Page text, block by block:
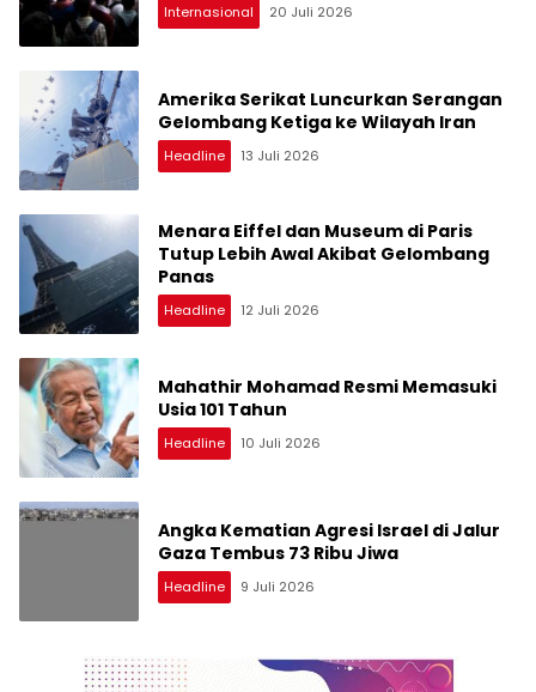
Internasional 20 Juli 2026
Amerika Serikat Luncurkan Serangan
Gelombang Ketiga ke Wilayah Iran
Headline 13 Juli 2026
Menara Eiffel dan Museum di Paris
Tutup Lebih Awal Akibat Gelombang
Panas
Headline 12 Juli 2026
Mahathir Mohamad Resmi Memasuki
Usia 101 Tahun
Headline 10 Juli 2026
Angka Kematian Agresi Israel di Jalur
Gaza Tembus 73 Ribu Jiwa
Headline 9 Juli 2026